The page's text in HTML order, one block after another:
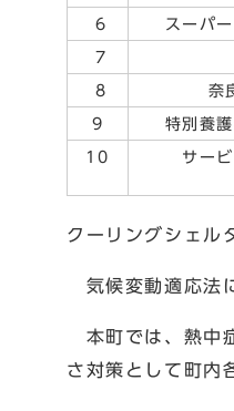
6 スーパ
7
8 奈
9 特別養
10
サー
クーリングシェル
気候変動適応法
本町では、熱中
さ対策として町内